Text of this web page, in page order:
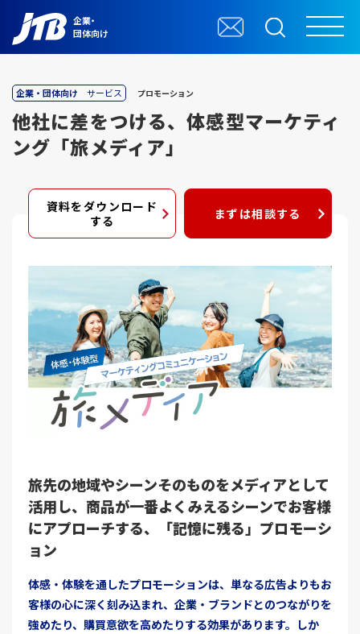
企業・
団体向け
企業・団体向け サービス プロモーション
他社に差をつける、体感型マーケティ
ング「旅メディア」
資料をダウンロード
する
まずは相談する
旅先の地域やシーンそのものをメディアとして
活用し、商品が一番よくみえるシーンでお客様
にアプローチする、「記憶に残る」プロモーシ
ョン
体感・体験を通したプロモーションは、単なる広告よりもお
客様の心に深く刻み込まれ、企業・ブランドとのつながりを
強めたり、購買意欲を高めたりする効果があります。しか